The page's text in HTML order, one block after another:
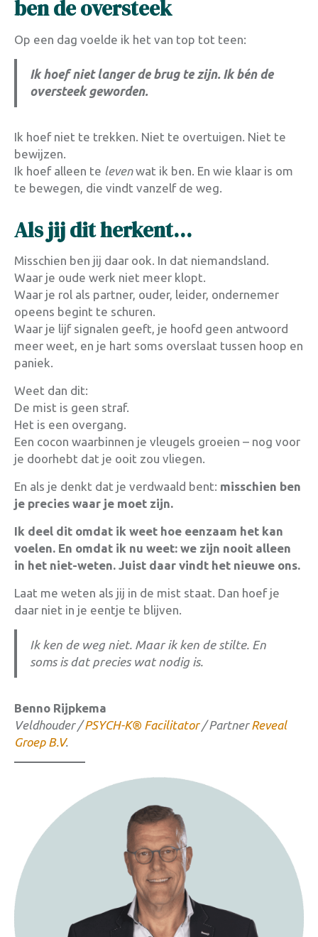
ben de oversteek
Op een dag voelde ik het van top tot teen:
Ik hoef niet langer de brug te zijn. Ik bén de
oversteek geworden.
Ik hoef niet te trekken. Niet te overtuigen. Niet te
bewijzen.
Ik hoef alleen te levenwat ik ben. En wie klaar is om
te bewegen, die vindt vanzelf de weg.
Als jij dit herkent…
Misschien ben jij daar ook. In dat niemandsland.
Waar je oude werk niet meer klopt.
Waar je rol als partner, ouder, leider, ondernemer
opeens begint te schuren.
Waar je lijf signalen geeft, je hoofd geen antwoord
meer weet, en je hart soms overslaat tussen hoop en
paniek.
Weet dan dit:
De mist is geen straf.
Het is een overgang.
Een cocon waarbinnen je vleugels groeien – nog voor
je doorhebt dat je ooit zou vliegen.
En als je denkt dat je verdwaald bent: misschien ben
je precies waar je moet zijn.
Ik deel dit omdat ik weet hoe eenzaam het kan
voelen. En omdat ik nu weet: we zijn nooit alleen
in het niet-weten. Juist daar vindt het nieuwe ons.
Laat me weten als jij in de mist staat. Dan hoef je
daar niet in je eentje te blijven.
Ik ken de weg niet. Maar ik ken de stilte. En
soms is dat precies wat nodig is.
Benno Rijpkema
Veldhouder /PSYCH-K® Facilitator/ Partner Reveal
Groep B.V.